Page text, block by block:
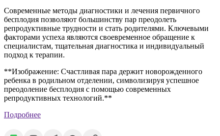
Современные методы диагностики и лечения первичного
бесплодия позволяют большинству пар преодолеть
репродуктивные трудности и стать родителями. Ключевыми
факторами успеха являются своевременное обращение к
специалистам, тщательная диагностика и индивидуальный
подход к терапии.
**Изображение: Счастливая пара держит новорожденного
ребенка в родильном отделении, символизируя успешное
преодоление бесплодия с помощью современных
репродуктивных технологий.**
Подробнее